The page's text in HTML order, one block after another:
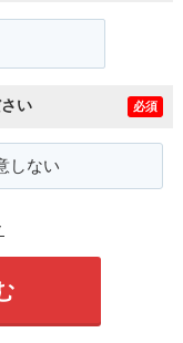
い 必須
しない